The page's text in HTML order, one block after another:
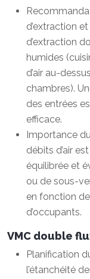
d’extraction
d’extraction
humides
d’air au-
chambres).
des entrées
efficace.
Importance
débits d’air
équilibrée et
ou de sous-
en fonction
d’occupants.
VMC double
Planification
l’étanchéité